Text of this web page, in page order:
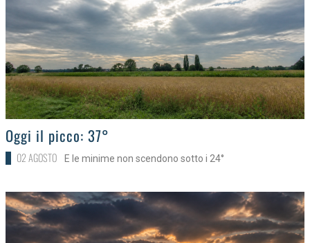
>
Oggi il picco: 37°
02 AGOSTO E le minime non scendono sotto i 24°